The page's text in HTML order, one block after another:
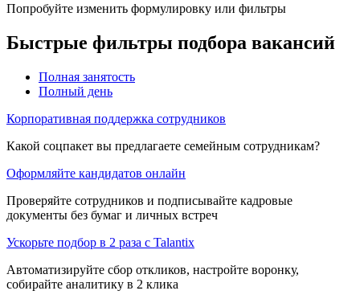
Попробуйте изменить формулировку или фильтры
Быстрые фильтры подбора вакансий
Полная занятость
Полный день
Корпоративная поддержка сотрудников
Какой соцпакет вы предлагаете семейным сотрудникам?
Оформляйте кандидатов онлайн
Проверяйте сотрудников и подписывайте кадровые
документы без бумаг и личных встреч
Ускорьте подбор в 2 раза с Talantix
Автоматизируйте сбор откликов, настройте воронку,
собирайте аналитику в 2 клика